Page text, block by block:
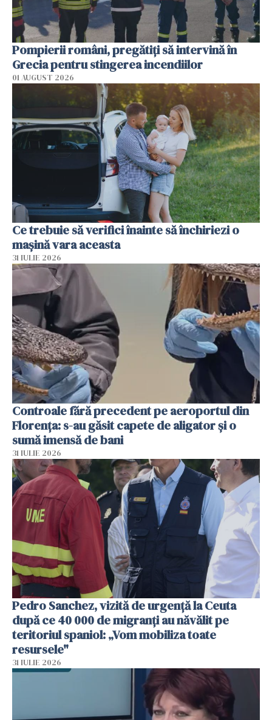
Pompierii români, pregătiţi să intervină în
Grecia pentru stingerea incendiilor
01 AUGUST 2026
Ce trebuie să verifici înainte să închiriezi o
mașină vara aceasta
31 IULIE 2026
Controale fără precedent pe aeroportul din
Florența: s-au găsit capete de aligator și o
sumă imensă de bani
31 IULIE 2026
Pedro Sanchez, vizită de urgență la Ceuta
după ce 40 000 de migranți au năvălit pe
teritoriul spaniol: „Vom mobiliza toate
resursele"
31 IULIE 2026